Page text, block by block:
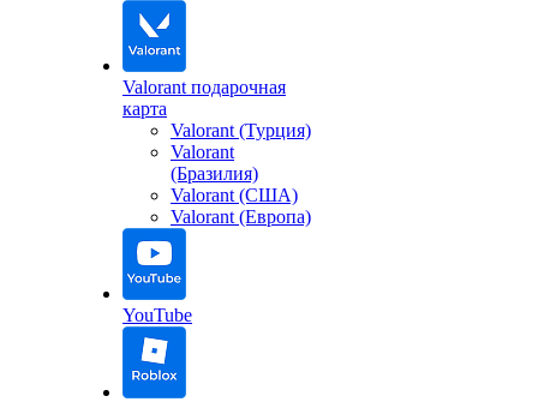
Valorant подарочная
карта
Valorant (Турция)
Valorant
(Бразилия)
Valorant (США)
Valorant (Европа)
YouTube